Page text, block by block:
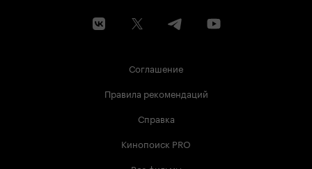
Соглашение
Правила рекомендаций
Справка
Кинопоиск PRO